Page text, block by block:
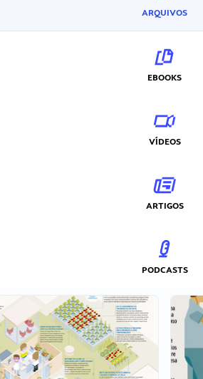
ARQUIVOS
EBOOKS
VÍDEOS
ARTIGOS
PODCASTS